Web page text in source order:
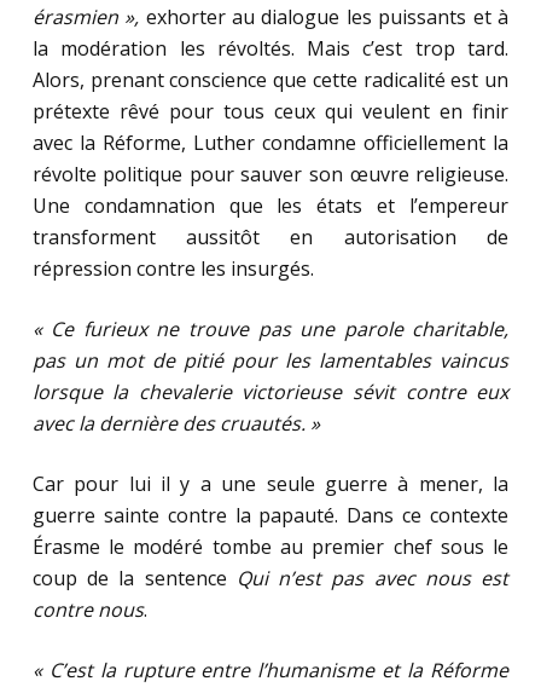
érasmien », exhorter au dialogue les puissants et à
la modération les révoltés. Mais c’est trop tard.
Alors, prenant conscience que cette radicalité est un
prétexte rêvé pour tous ceux qui veulent en finir
avec la Réforme, Luther condamne officiellement la
révolte politique pour sauver son œuvre religieuse.
Une condamnation que les états et l’empereur
transforment aussitôt en autorisation de
répression contre les insurgés.
« Ce furieux ne trouve pas une parole charitable,
pas un mot de pitié pour les lamentables vaincus
lorsque la chevalerie victorieuse sévit contre eux
avec la dernière des cruautés. »
Car pour lui il y a une seule guerre à mener, la
guerre sainte contre la papauté. Dans ce contexte
Érasme le modéré tombe au premier chef sous le
coup de la sentence Qui n’est pas avec nous est
contre nous.
« C’est la rupture entre l’humanisme et la Réforme